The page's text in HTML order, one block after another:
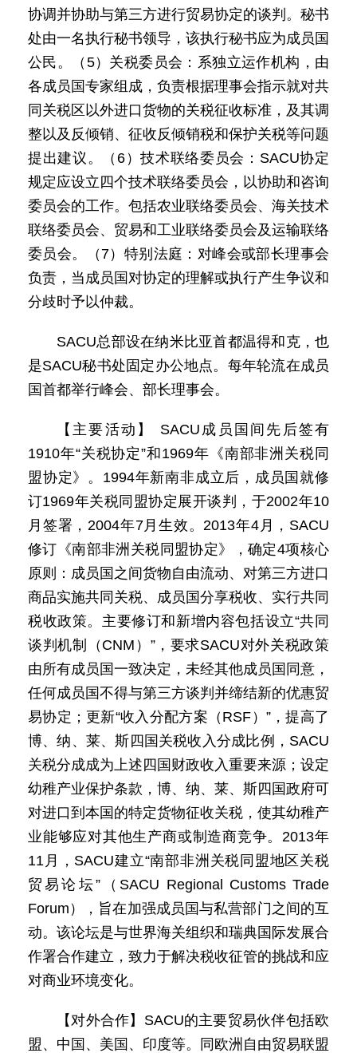
协调并协助与第三方进行贸易协定的谈判。秘书
处由一名执行秘书领导，该执行秘书应为成员国
公民。（5）关税委员会：系独立运作机构，由
各成员国专家组成，负责根据理事会指示就对共
同关税区以外进口货物的关税征收标准，及其调
整以及反倾销、征收反倾销税和保护关税等问题
提出建议。（6）技术联络委员会：SACU协定
规定应设立四个技术联络委员会，以协助和咨询
委员会的工作。包括农业联络委员会、海关技术
联络委员会、贸易和工业联络委员会及运输联络
委员会。（7）特别法庭：对峰会或部长理事会
负责，当成员国对协定的理解或执行产生争议和
分歧时予以仲裁。
SACU总部设在纳米比亚首都温得和克，也
是SACU秘书处固定办公地点。每年轮流在成员
国首都举行峰会、部长理事会。
【主要活动】 SACU成员国间先后签有
1910年“关税协定”和1969年《南部非洲关税同
盟协定》。1994年新南非成立后，成员国就修
订1969年关税同盟协定展开谈判，于2002年10
月签署，2004年7月生效。2013年4月，SACU
修订《南部非洲关税同盟协定》，确定4项核心
原则：成员国之间货物自由流动、对第三方进口
商品实施共同关税、成员国分享税收、实行共同
税收政策。主要修订和新增内容包括设立“共同
谈判机制（CNM）”，要求SACU对外关税政策
由所有成员国一致决定，未经其他成员国同意，
任何成员国不得与第三方谈判并缔结新的优惠贸
易协定；更新“收入分配方案（RSF）”，提高了
博、纳、莱、斯四国关税收入分成比例，SACU
关税分成成为上述四国财政收入重要来源；设定
幼稚产业保护条款，博、纳、莱、斯四国政府可
对进口到本国的特定货物征收关税，使其幼稚产
业能够应对其他生产商或制造商竞争。2013年
11月，SACU建立“南部非洲关税同盟地区关税
贸易论坛”（SACU Regional Customs Trade
Forum），旨在加强成员国与私营部门之间的互
动。该论坛是与世界海关组织和瑞典国际发展合
作署合作建立，致力于解决税收征管的挑战和应
对商业环境变化。
【对外合作】SACU的主要贸易伙伴包括欧
盟、中国、美国、印度等。同欧洲自由贸易联盟